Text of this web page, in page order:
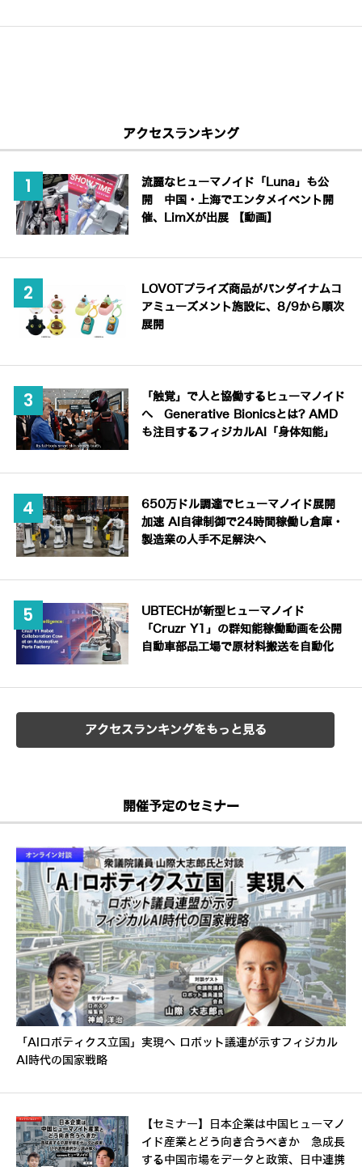
アクセスランキング
流麗なヒューマノイド「Luna」も公
開 中国・上海でエンタメイベント開
催、LimXが出展 【動画】
LOVOTプライズ商品がバンダイナムコ
アミューズメント施設に、8/9から順次
展開
「触覚」で人と協働するヒューマノイド
へ Generative Bionicsとは? AMD
も注目するフィジカルAI「身体知能」
650万ドル調達でヒューマノイド展開
加速 AI自律制御で24時間稼働し倉庫・
製造業の人手不足解決へ
UBTECHが新型ヒューマノイド
「Cruzr Y1」の群知能稼働動画を公開
自動車部品工場で原材料搬送を自動化
アクセスランキングをもっと見る
開催予定のセミナー
「AIロボティクス立国」実現へ ロボット議連が示すフィジカル
AI時代の国家戦略
【セミナー】日本企業は中国ヒューマノ
イド産業とどう向き合うべきか 急成長
する中国市場をデータと政策、日中連携